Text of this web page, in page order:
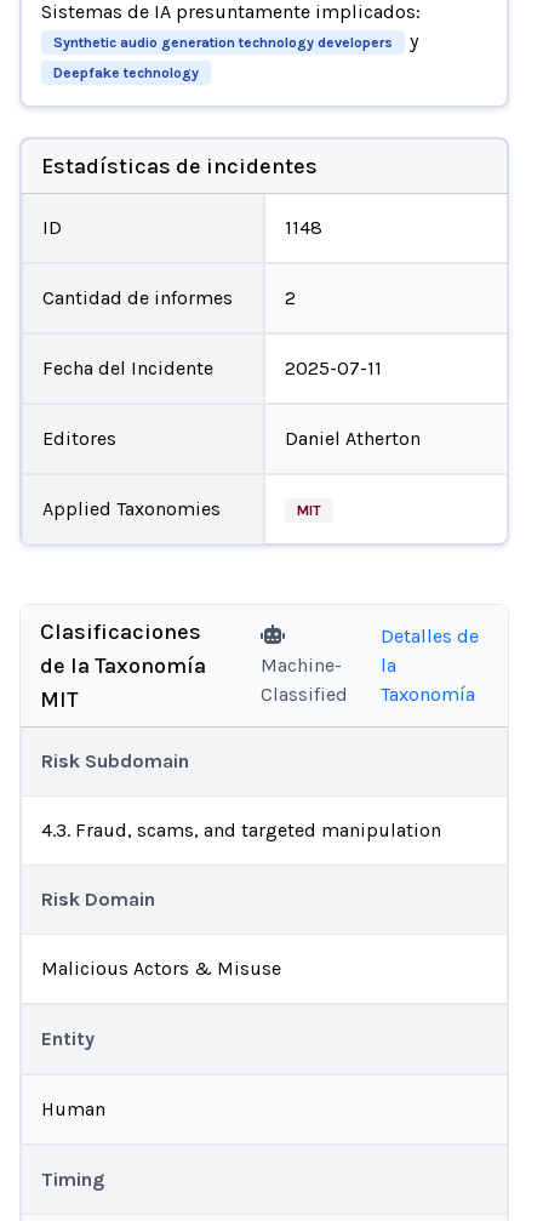
Sistemas de IA presuntamente implicados:
Synthetic audio generation technology developers y
Deepfake technology
Estadísticas de incidentes
ID 1148
Cantidad de informes 2
Fecha del Incidente 2025-07-11
Editores Daniel Atherton
Applied Taxonomies MIT
Clasificaciones
de la Taxonomía
MIT
Machine-
Classified
Detalles de
la
Taxonomía
Risk Subdomain
4.3. Fraud, scams, and targeted manipulation
Risk Domain
Malicious Actors & Misuse
Entity
Human
Timing